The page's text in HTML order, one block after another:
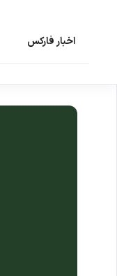
اخبار فارکس